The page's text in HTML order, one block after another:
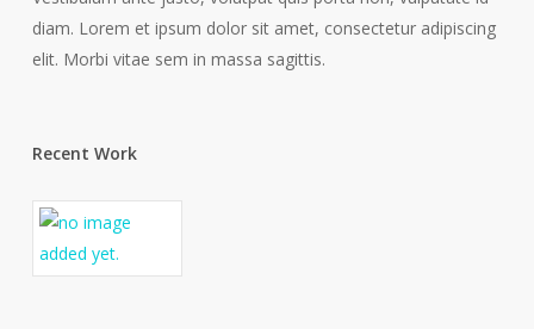
diam. Lorem et ipsum dolor sit amet, consectetur adipiscing
elit. Morbi vitae sem in massa sagittis.
Recent Work